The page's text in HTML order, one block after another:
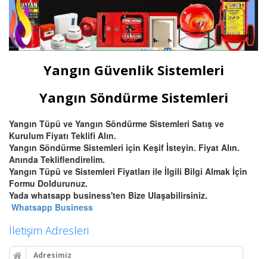
Yangın Güvenlik Sistemleri
Yangın Söndürme Sistemleri
Yangın Tüpü ve Yangın Söndürme Sistemleri Satış ve
Kurulum Fiyatı Teklifi Alın.
Yangın Söndürme Sistemleri için Keşif İsteyin. Fiyat Alın.
Anında Tekliflendirelim.
Yangın Tüpü ve Sistemleri Fiyatları ile İlgili Bilgi Almak İçin
Formu Doldurunuz.
Yada whatsapp business'ten Bize Ulaşabilirsiniz.
Whatsapp Business
İletişim Adresleri
Adresimiz